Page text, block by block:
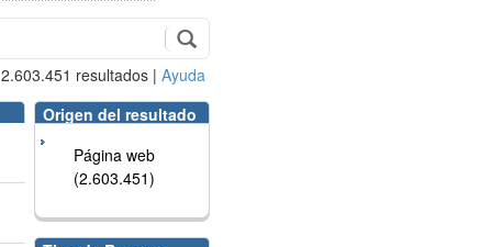
2.603.451 resultados | Ayuda
Origen del resultado
Página web
(2.603.451)